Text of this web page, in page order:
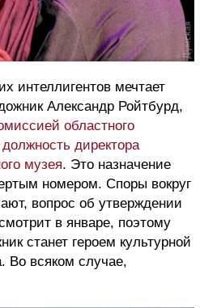
интеллигентов мечтает
Александр Ройтбурд,
областного
директора
музея. Это назначение
номером. Споры вокруг
вопрос об утверждении
в январе, поэтому
станет героем культурной
Во всяком случае,